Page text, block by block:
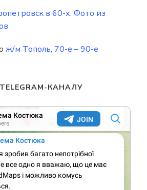
в 60-х. Фото из
ж/м Тополь, 70-е – 90-е
КАНАЛУ